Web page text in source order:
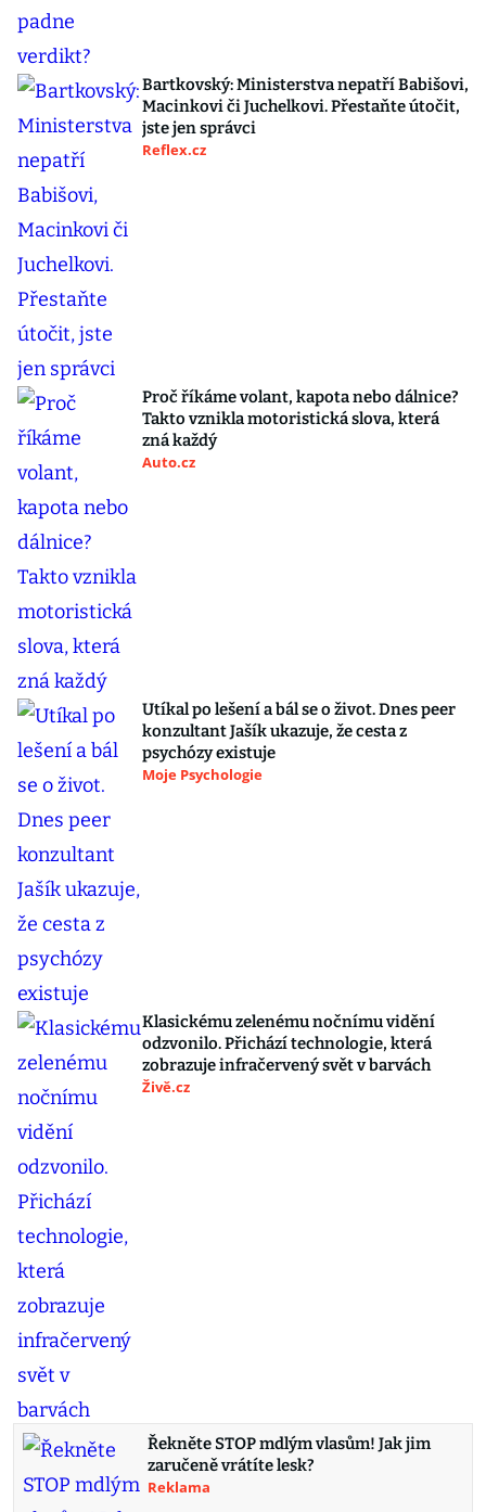
Bartkovský: Ministerstva nepatří Babišovi,
Macinkovi či Juchelkovi. Přestaňte útočit,
jste jen správci
Reflex.cz
Proč říkáme volant, kapota nebo dálnice?
Takto vznikla motoristická slova, která
zná každý
Auto.cz
Utíkal po lešení a bál se o život. Dnes peer
konzultant Jašík ukazuje, že cesta z
psychózy existuje
Moje Psychologie
Klasickému zelenému nočnímu vidění
odzvonilo. Přichází technologie, která
zobrazuje infračervený svět v barvách
Živě.cz
Řekněte STOP mdlým vlasům! Jak jim
zaručeně vrátíte lesk?
Reklama